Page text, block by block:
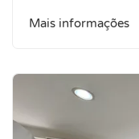
Mais informações